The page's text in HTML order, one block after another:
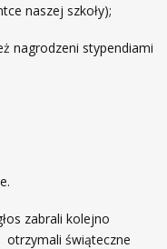
naszej szkoły);
nagrodzeni stypendiami
zabrali kolejno
otrzymali świąteczne